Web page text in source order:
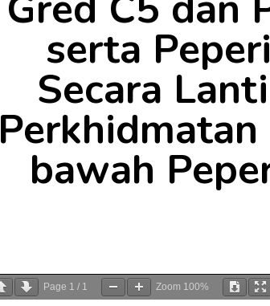
serta
Secara
bawah
Page 1 / 1 Zoom 100%